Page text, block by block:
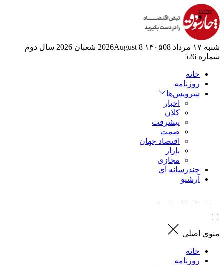
شنبه ۱۷ مرداد ۱۴۰۵ 08 2026August 8 شعبان 2026
سال دوم
شماره 526
خانه
روزنامه
سرویس‌ها
اخبار
کلان
پیشرفت
صمت
اقتصاد جهان
بازار
مجازی
چندرسانه ای
آرشیو
منوی اصلی
خانه
روزنامه